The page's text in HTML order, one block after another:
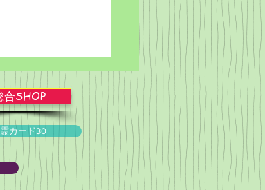
ばい★スライ
合SHOP
カード30